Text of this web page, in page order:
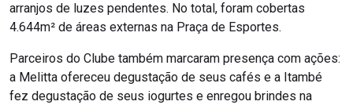
arranjos de luzes pendentes. No total, foram cobertas
4.644m² de áreas externas na Praça de Esportes.
Parceiros do Clube também marcaram presença com ações:
a Melitta ofereceu degustação de seus cafés e a Itambé
fez degustação de seus iogurtes e enregou brindes na